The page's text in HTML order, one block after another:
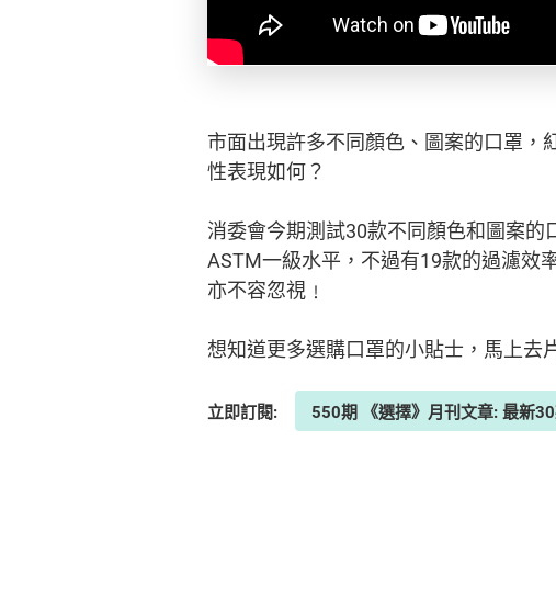
市面出現許多不同顏色、圖案的口罩，
性表現如何？
消委會今期測試30款不同顏色和圖案的
ASTM一級水平，不過有19款的過濾效
亦不容忽視﹗
想知道更多選購口罩的小貼士，馬上去
立即訂閱: 550期 《選擇》月刊文章: 最新